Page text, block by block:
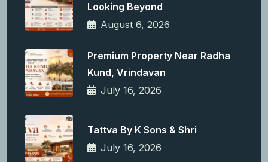
Looking Beyond
August 6, 2026
Premium Property Near Radha
Kund, Vrindavan
July 16, 2026
Tattva By K Sons & Shri
July 16, 2026